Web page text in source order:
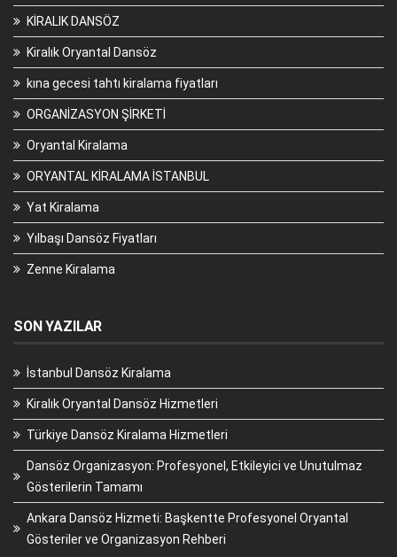
KİRALIK DANSÖZ
Kiralık Oryantal Dansöz
kına gecesi tahtı kiralama fiyatları
ORGANİZASYON ŞİRKETİ
Oryantal Kiralama
ORYANTAL KİRALAMA İSTANBUL
Yat Kiralama
Yılbaşı Dansöz Fiyatları
Zenne Kiralama
SON YAZILAR
İstanbul Dansöz Kiralama
Kiralık Oryantal Dansöz Hizmetleri
Türkiye Dansöz Kiralama Hizmetleri
Dansöz Organizasyon: Profesyonel, Etkileyici ve Unutulmaz
Gösterilerin Tamamı
Ankara Dansöz Hizmeti: Başkentte Profesyonel Oryantal
Gösteriler ve Organizasyon Rehberi